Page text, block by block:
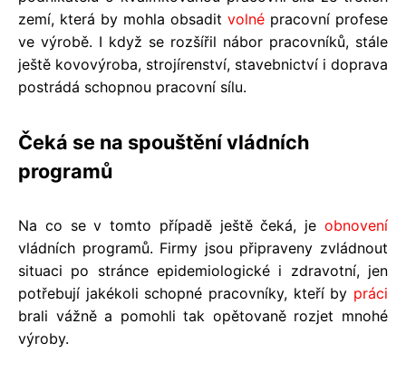
zemí, která by mohla obsadit volné pracovní profese
ve výrobě. I když se rozšířil nábor pracovníků, stále
ještě kovovýroba, strojírenství, stavebnictví i doprava
postrádá schopnou pracovní sílu.
Čeká se na spouštění vládních
programů
Na co se v tomto případě ještě čeká, je obnovení
vládních programů. Firmy jsou připraveny zvládnout
situaci po stránce epidemiologické i zdravotní, jen
potřebují jakékoli schopné pracovníky, kteří by práci
brali vážně a pomohli tak opětovaně rozjet mnohé
výroby.